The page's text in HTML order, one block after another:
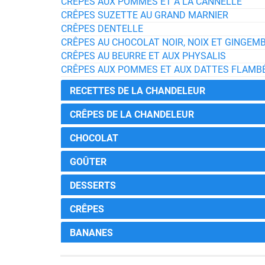
CRÊPES SUZETTE AU GRAND MARNIER
CRÊPES DENTELLE
CRÊPES AU CHOCOLAT NOIR, NOIX ET
CRÊPES AU BEURRE ET AUX PHYSALIS
CRÊPES AUX POMMES ET AUX DATTES
RECETTES DE LA CHANDELEUR
CRÊPES DE LA CHANDELEUR
CHOCOLAT
GOÛTER
DESSERTS
CRÊPES
BANANES